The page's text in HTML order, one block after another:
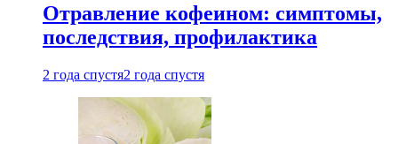
Отравление кофеином: симптомы,
последствия, профилактика
2 года спустя2 года спустя